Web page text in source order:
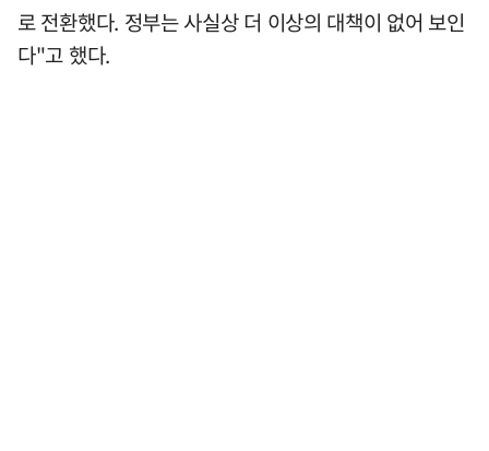
로 전환했다. 정부는 사실상 더 이상의 대책이 없어 보인
다"고 했다.